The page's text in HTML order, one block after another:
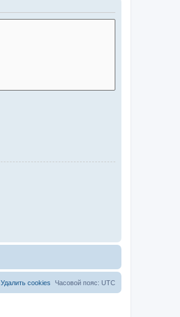
Часовой пояс: UTC
Удалить cookies